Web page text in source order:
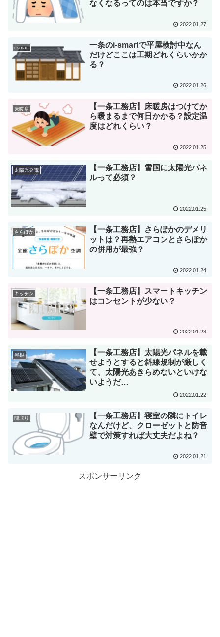
なくなるってのは本当ですか？
2022.01.27
i-smart
一条のi-smartで平屋検討中なん
だけどここは工期どれくらいかか
る？
2022.01.26
床暖房
【一条工務店】床暖房はつけてか
ら暖まるまで何日かかる？設定温
度はどれくらい？
2022.01.25
太陽光発電
【一条工務店】雪国に太陽光パネ
ルって必須？
2022.01.25
さらぽか
【一条工務店】さらぽかのデメリ
ットは？再熱エアコンとさらぽか
の併用が最強？
2022.01.24
キッチン
【一条工務店】スマートキッチン
はコンセントが少ない？
2022.01.23
屋根
【一条工務店】太陽光パネルを載
せようとすると斜線規制が厳しく
て、太陽光あきらめないといけな
いようだ…
2022.01.22
間取り
【一条工務店】寝室の隣にトイレ
なんだけど、クローゼットと防音
壁で対策すれば大丈夫だよね？
2022.01.21
スポンサーリンク